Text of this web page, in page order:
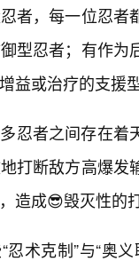
者，每一位忍
型忍者；有作
益或治疗的支援
忍者之间存在
打断敌方高爆
造成😎毁灭性的
忍术克制”与“奥